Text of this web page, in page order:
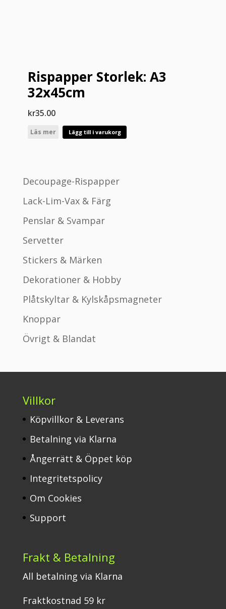
Rispapper Storlek: A3
32x45cm
kr35.00
Läs mer Lägg till i varukorg
Decoupage-Rispapper
Lack-Lim-Vax & Färg
Penslar & Svampar
Servetter
Stickers & Märken
Dekorationer & Hobby
Plåtskyltar & Kylskåpsmagneter
Knoppar
Övrigt & Blandat
Villkor
Köpvillkor & Leverans
Betalning via Klarna
Ångerrätt & Öppet köp
Integritetspolicy
Om Cookies
Support
Frakt & Betalning
All betalning via Klarna
Fraktkostnad 59 kr